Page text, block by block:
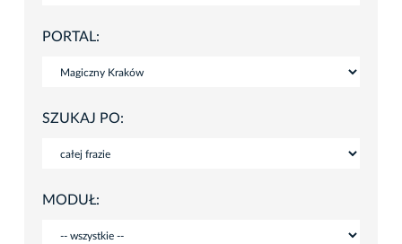
PORTAL:
SZUKAJ PO:
MODUŁ: